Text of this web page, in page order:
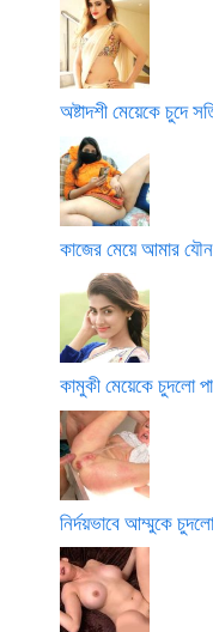
অষ্টাদশী মেয়েকে চুদে
কাজের মেয়ে আমার যৌন
কামুকী মেয়েকে চুদলো
নির্দয়ভাবে আম্মুকে